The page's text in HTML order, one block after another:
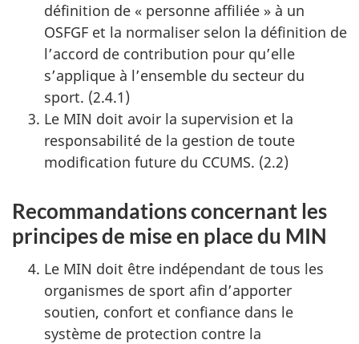
définition de « personne affiliée » à un
OSFGF et la normaliser selon la définition de
l’accord de contribution pour qu’elle
s’applique à l’ensemble du secteur du
sport. (2.4.1)
Le MIN doit avoir la supervision et la
responsabilité de la gestion de toute
modification future du CCUMS. (2.2)
Recommandations concernant les
principes de mise en place du MIN
Le MIN doit être indépendant de tous les
organismes de sport afin d’apporter
soutien, confort et confiance dans le
système de protection contre la